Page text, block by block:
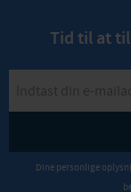
Tid til at
Dine personlige